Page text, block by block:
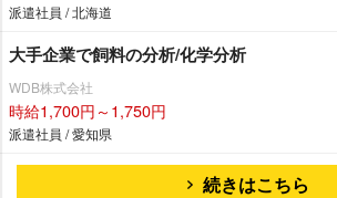
派遣社員 / 北海道
大手企業で飼料の分析/化学分析
WDB株式会社
時給1,700円～1,750円
派遣社員 / 愛知県
続きはこちら